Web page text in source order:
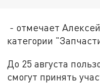
- отмечает
категории
До 25 августа
смогут принять